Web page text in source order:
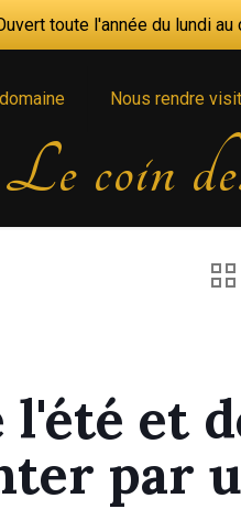
toute l'année du lundi
Nous rendre
Le coin
et
par